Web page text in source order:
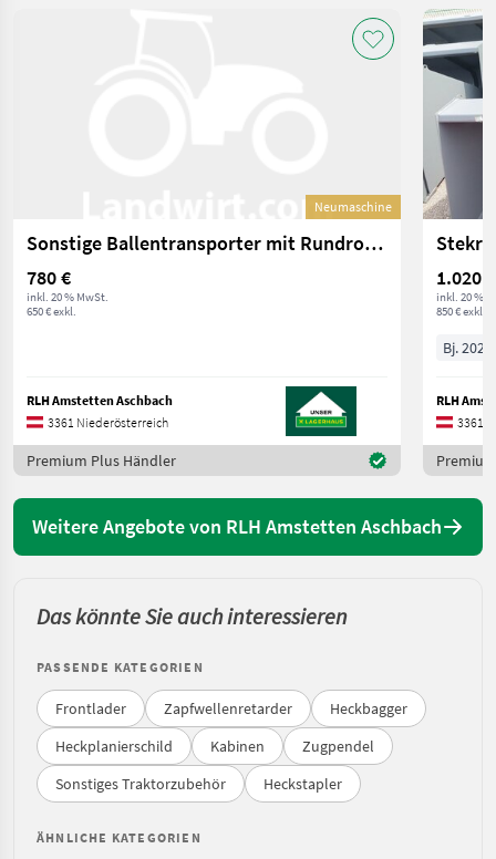
Neumaschine
Sonstige Ballentransporter mit Rundrohren PRO 45°
780 €
inkl. 20 % MwSt.
650 € exkl.
RLH Amstetten Aschbach
3361 Niederösterreich
Premium Plus Händler
Stekro
1.020 €
inkl. 20 %
850 € exkl.
Bj. 2023
RLH
3361
Weitere Angebote von RLH Amstetten Aschbach
Das könnte Sie auch interessieren
PASSENDE KATEGORIEN
Frontlader Zapfwellenretarder
Heckbagger
Heckplanierschild
Kabinen
Zugpendel
Sonstiges Traktorzubehör
Heckstapler
ÄHNLICHE KATEGORIEN